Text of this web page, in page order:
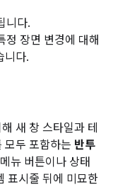
니다.
장면 변경에 대해
니다.
새 창 스타일과 테
모두 포함하는 반투
뉴 버튼이나 상태
표시줄 뒤에 미묘한